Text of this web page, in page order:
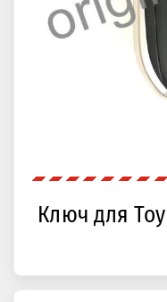
Ключ для